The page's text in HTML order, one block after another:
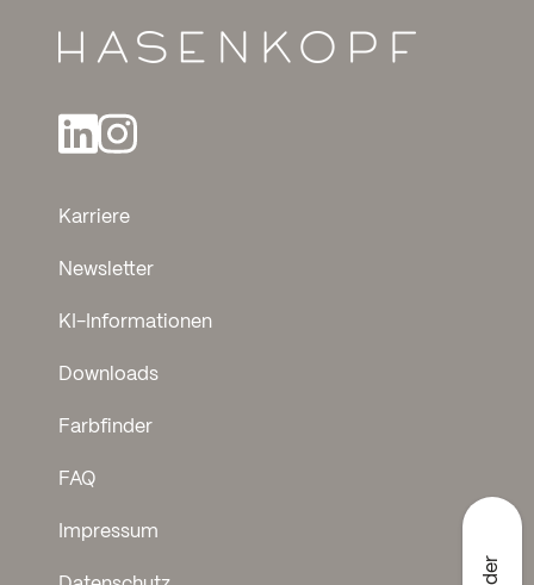
Karriere
Newsletter
KI-Informationen
Downloads
Farbfinder
FAQ
Impressum